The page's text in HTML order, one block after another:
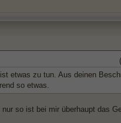
etwas zu tun. Aus deinen
so etwas.
so ist bei mir überhaupt das